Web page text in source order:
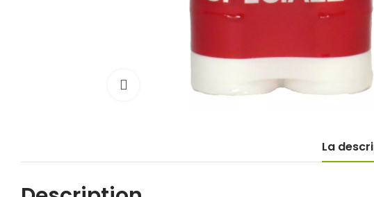
Cliquez pour agrandir
La